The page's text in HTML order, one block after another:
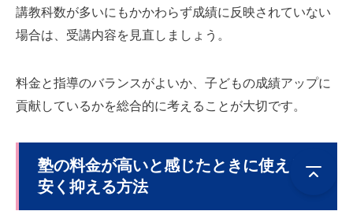
講教科数が多いにもかかわらず成績に反映されていない
場合は、受講内容を見直しましょう。
料金と指導のバランスがよいか、子どもの成績アップに
貢献しているかを総合的に考えることが大切です。
塾の料金が高いと感じたときに使える
安く抑える方法